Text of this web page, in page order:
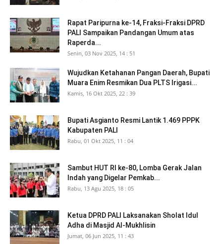
Rapat Paripurna ke-14, Fraksi-Fraksi DPRD
PALI Sampaikan Pandangan Umum atas
Raperda...
Senin, 03 Nov 2025, 14 : 51
Wujudkan Ketahanan Pangan Daerah, Bupati
Muara Enim Resmikan Dua PLTS Irigasi...
Kamis, 16 Okt 2025, 22 : 39
Bupati Asgianto Resmi Lantik 1.469 PPPK
Kabupaten PALI
Rabu, 01 Okt 2025, 11 : 04
Sambut HUT RI ke-80, Lomba Gerak Jalan
Indah yang Digelar Pemkab...
Rabu, 13 Agu 2025, 18 : 05
Ketua DPRD PALI Laksanakan Sholat Idul
Adha di Masjid Al-Mukhlisin
Jumat, 06 Jun 2025, 11 : 43